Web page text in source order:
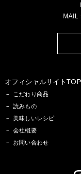
MAIL
オフィシャルサイトTOP
こだわり商品
読みもの
美味しいレシピ
会社概要
お問い合わせ